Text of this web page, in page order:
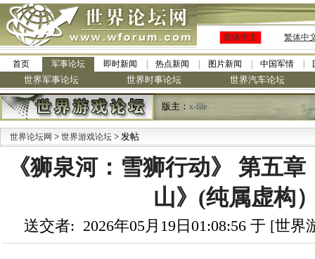
简体中文 繁体中
首页 军事论坛 即时新闻 热点新闻 图片新闻 中国军情
世界军事论坛 世界时事论坛 世界汽车论坛
版主： x-file
世界论坛网 > 世界游戏论坛 > 发帖
《狮泉河：雪狮行动》 第五
山》(纯属虚构
送交者: 2026年05月19日01:08:56 于 [世